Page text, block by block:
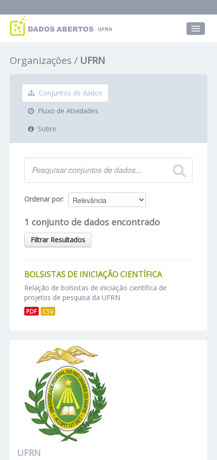
Grupos
Sobre
Organizações UFRN
Conjuntos de dados
Fluxo de Atividades
Sobre
Ordenar por
1 conjunto de dados encontrado
Filtrar Resultados
BOLSISTAS DE INICIAÇÃO CIENTÍFICA
Relação de bolsistas de iniciação científica de
projetos de pesquisa da UFRN
PDF CSV
UFRN